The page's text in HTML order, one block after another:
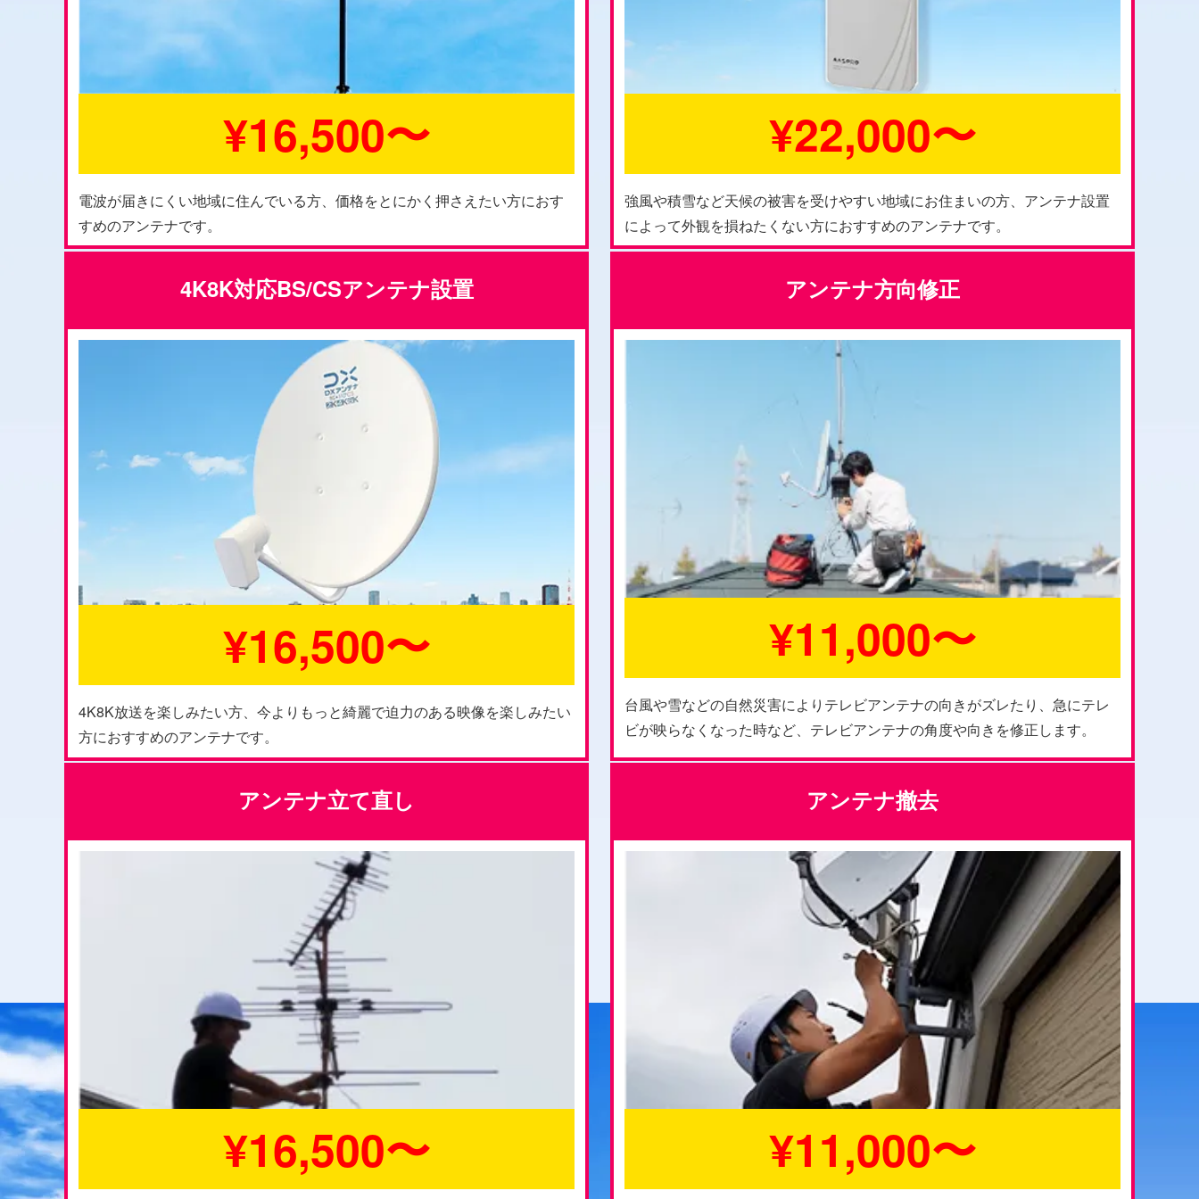
¥16,500〜
電波が届きにくい地域に住んでいる方、価格をとにかく押さえたい方におす
すめのアンテナです。
¥22,000〜
強風や積雪など天候の被害を受けやすい地域にお住まいの方、アンテナ設置
によって外観を損ねたくない方におすすめのアンテナです。
4K8K対応BS/CSアンテナ設置
¥16,500〜
4K8K放送を楽しみたい方、今よりもっと綺麗で迫力のある映像を楽しみたい
方におすすめのアンテナです。
アンテナ方向修正
¥11,000〜
台風や雪などの自然災害によりテレビアンテナの向きがズレたり、急にテレ
ビが映らなくなった時など、テレビアンテナの角度や向きを修正します。
アンテナ立て直し
¥16,500〜
アンテナ撤去
¥11,000〜